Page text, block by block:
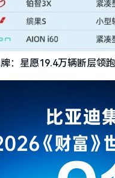
：星愿19.4万辆断层领